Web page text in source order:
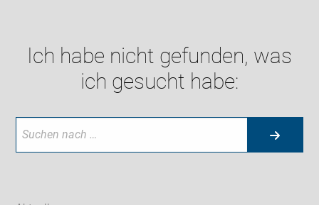
Ich habe nicht gefunden, was
ich gesucht habe: